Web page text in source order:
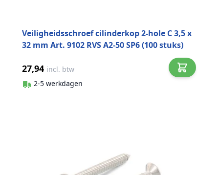
Veiligheidsschroef cilinderkop 2-hole C 3,5 x
32 mm Art. 9102 RVS A2-50 SP6 (100 stuks)
27,94 incl. btw
2-5 werkdagen